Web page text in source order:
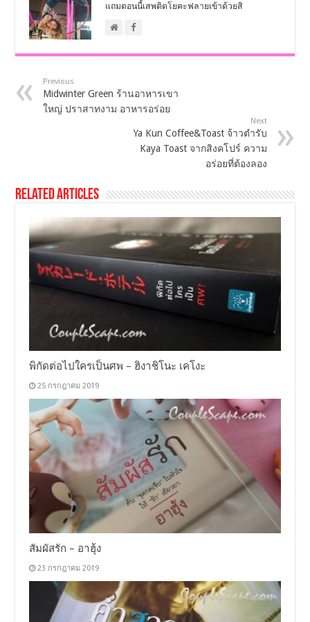
แถมตอนนี้เสพติดโยคะฟลายเข้าด้วยสิ
Previous
Midwinter Green ร้านอาหารเขา
ใหญ่ ปราสาทงาม อาหารอร่อย
Next
Ya Kun Coffee&Toast จ้าวตำรับ
Kaya Toast จากสิงคโปร์ ความ
อร่อยที่ต้องลอง
Related Articles
พิกัดต่อไปใครเป็นศพ – ฮิงาชิโนะ เคโงะ
25 กรกฎาคม 2019
สัมผัสรัก – อาฮุ้ง
23 กรกฎาคม 2019